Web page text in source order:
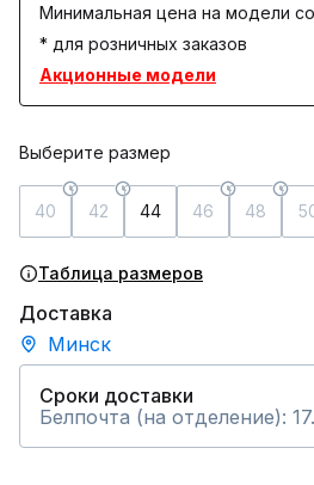
Минимальная цена на модели
* для розничных заказов
Акционные модели
Выберите размер
40 42 44 46 48
Таблица размеров
Доставка
Минск
Сроки доставки
Белпочта (на отделение):